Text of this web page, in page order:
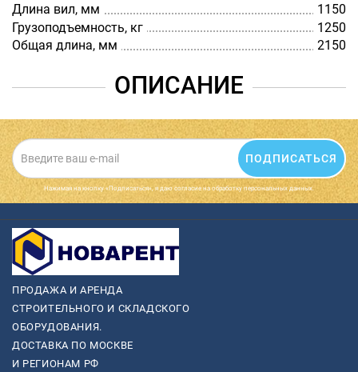
Длина вил, мм
1150
Грузоподъемность, кг
1250
Общая длина, мм
2150
ОПИСАНИЕ
ПОДПИСАТЬСЯ
Нажимая на кнопку «Подписаться», я даю cогласие на обработку персональных данных.
ПРОДАЖА И АРЕНДА
СТРОИТЕЛЬНОГО И СКЛАДСКОГО
ОБОРУДОВАНИЯ.
ДОСТАВКА ПО МОСКВЕ
И РЕГИОНАМ РФ